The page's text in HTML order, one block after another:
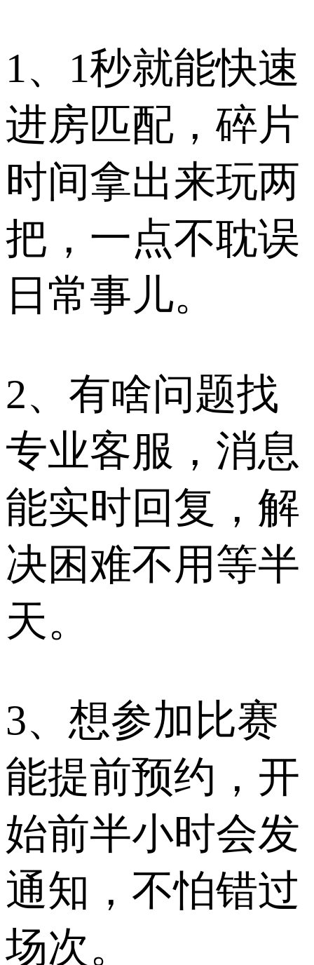
1、1秒就能快速
进房匹配，碎片
时间拿出来玩两
把，一点不耽误
日常事儿。​
2、有啥问题找
专业客服，消息
能实时回复，解
决困难不用等半
天。​
3、想参加比赛
能提前预约，开
始前半小时会发
通知，不怕错过
场次。​